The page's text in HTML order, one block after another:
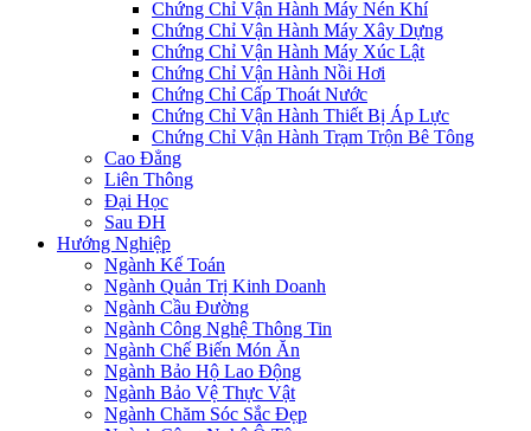
Chứng Chỉ Vận Hành Máy Nén Khí
Chứng Chỉ Vận Hành Máy Xây Dựng
Chứng Chỉ Vận Hành Máy Xúc Lật
Chứng Chỉ Vận Hành Nồi Hơi
Chứng Chỉ Cấp Thoát Nước
Chứng Chỉ Vận Hành Thiết Bị Áp Lực
Chứng Chỉ Vận Hành Trạm Trộn Bê Tông
Cao Đẳng
Liên Thông
Đại Học
Sau ĐH
Hướng Nghiệp
Ngành Kế Toán
Ngành Quản Trị Kinh Doanh
Ngành Cầu Đường
Ngành Công Nghệ Thông Tin
Ngành Chế Biến Món Ăn
Ngành Bảo Hộ Lao Động
Ngành Bảo Vệ Thực Vật
Ngành Chăm Sóc Sắc Đẹp